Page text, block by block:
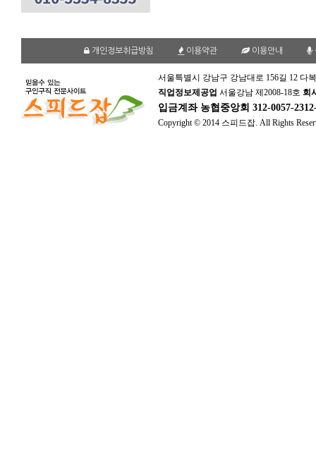
개인정보취급방침 이용약관 이용안내
서울특별시 강남구 강남대로 156길 12 다
직업정보제공업 서울강남 제2008-18호 회
입금계좌 농협중앙회 312-0057-
Copyright © 2014 스피드잡. All Rights